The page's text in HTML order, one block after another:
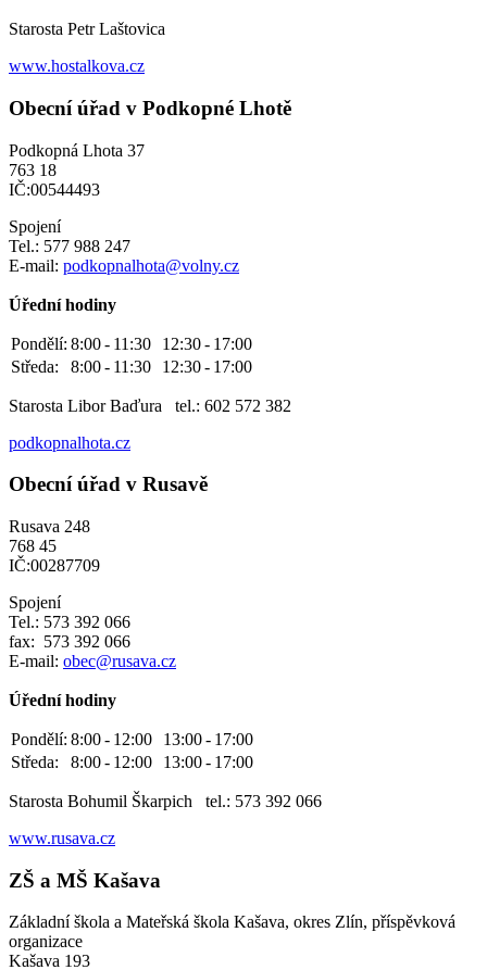
Starosta Petr Laštovica
www.hostalkova.cz
Obecní úřad v Podkopné Lhotě
Podkopná Lhota 37
763 18
IČ:00544493
Spojení
Tel.: 577 988 247
E-mail: podkopnalhota@volny.cz
Úřední hodiny
Pondělí: 8:00- 11:30 12:30- 17:00
Středa:
8:00- 11:30 12:30- 17:00
Starosta Libor Baďura tel.: 602 572 382
podkopnalhota.cz
Obecní úřad v Rusavě
Rusava 248
768 45
IČ:00287709
Spojení
Tel.: 573 392 066
fax: 573 392 066
E-mail: obec@rusava.cz
Úřední hodiny
Pondělí: 8:00- 12:00 13:00- 17:00
Středa:
8:00- 12:00 13:00- 17:00
Starosta Bohumil Škarpich tel.: 573 392 066
www.rusava.cz
ZŠ a MŠ Kašava
Základní škola a Mateřská škola Kašava, okres Zlín, příspěvková
organizace
Kašava 193